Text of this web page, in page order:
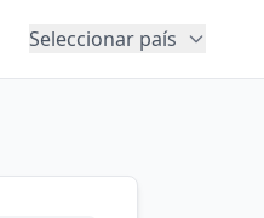
Seleccionar país